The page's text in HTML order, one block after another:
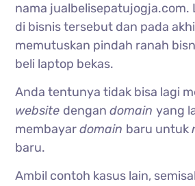
nama jualbelisepatujogja.com.
di bisnis tersebut dan pada
memutuskan pindah ranah
beli laptop bekas.
Anda tentunya tidak bisa lagi
website dengandomainyang
membayardomain baru untuk
baru.
Ambil contoh kasus lain,